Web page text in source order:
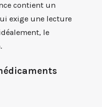
contient un
exige une lecture
le